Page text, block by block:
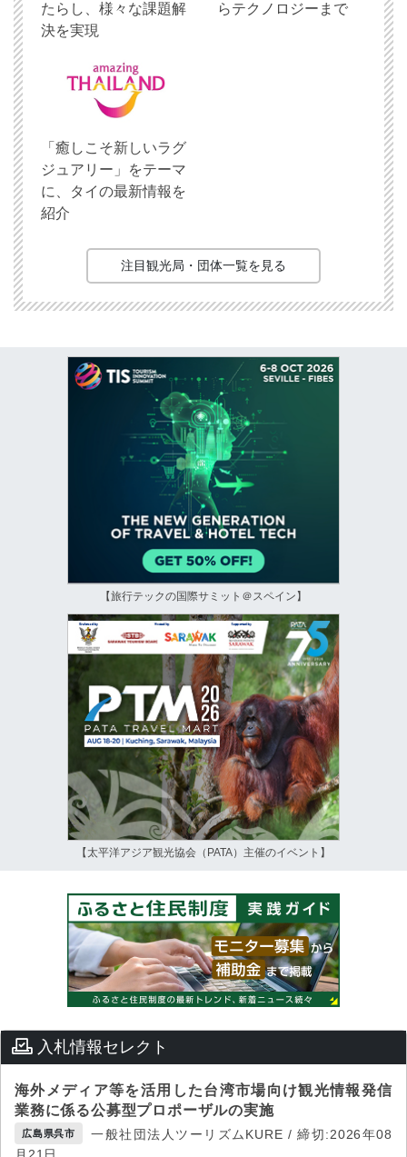
たらし、様々な課題解
決を実現
らテクノロジーまで
「癒しこそ新しいラグ
ジュアリー」をテーマ
に、タイの最新情報を
紹介
注目観光局・団体一覧を見る
【旅行テックの国際サミット＠スペイン】
【太平洋アジア観光協会（PATA）主催のイベント】
入札情報セレクト
海外メディア等を活用した台湾市場向け観光情報発信
業務に係る公募型プロポーザルの実施
広島県呉市
一般社団法人ツーリズムKURE / 締切:2026年08